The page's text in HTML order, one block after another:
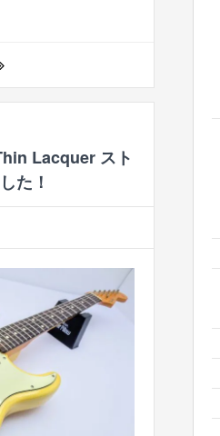
Lacquer スト
た！